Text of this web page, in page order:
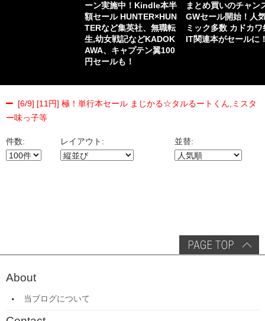
ーン実施中！Kindle本半
額セール HUNTER×HUN
TERなど集英社、無職転
生,幼女戦記などKADOK
AWA、キャプテン翼100
円セールも！
まとめ買いのチャン
GWセール開始！人
ミック多数 カドカワ
IT関連本がセールに
[6/9] [11円] 極！単行本セール まじかる☆タルるートくん,ミスタ
ー味っ子等
件数: レイアウト: 並替:
About
当ブログについて